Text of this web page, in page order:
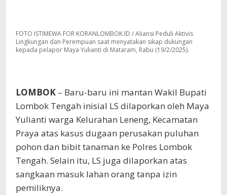
FOTO ISTIMEWA FOR KORANLOMBOK.ID / Aliansi Peduli Aktivis
Lingkungan dan Perempuan saat menyatakan sikap dukungan
kepada pelapor Maya Yulianti di Mataram, Rabu (19/2/2025).
LOMBOK – Baru-baru ini mantan Wakil Bupati
Lombok Tengah inisial LS dilaporkan oleh Maya
Yulianti warga Kelurahan Leneng, Kecamatan
Praya atas kasus dugaan perusakan puluhan
pohon dan bibit tanaman ke Polres Lombok
Tengah. Selain itu, LS juga dilaporkan atas
sangkaan masuk lahan orang tanpa izin
pemiliknya.